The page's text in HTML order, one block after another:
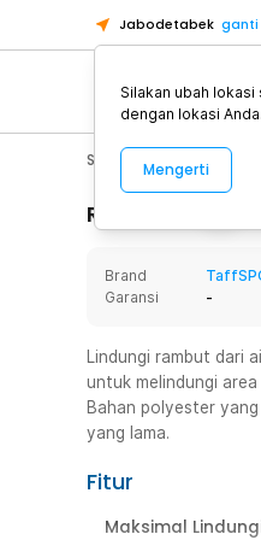
Jabodetabek ganti
Sport & Outdoor
Rincian Produk
Brand
Garansi
-
Lindungi rambut dari
untuk melindungi
Bahan polyester
yang lama.
Fitur
Maksimal
Silakan ubah
dengan lokasi Anda.
Mengerti